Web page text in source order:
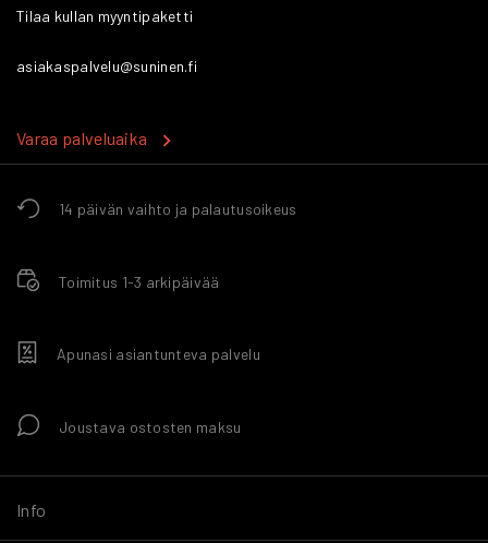
14 päivän vaihto ja palautusoikeus
Toimitus 1-3 arkipäivää
Apunasi asiantunteva palvelu
Joustava ostosten maksu
Info
Tilaa kullan myyntipaketti
asiakaspalvelu@suninen.fi
Varaa palveluaika